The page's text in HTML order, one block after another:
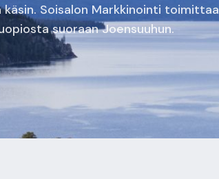
Soisalon Markkinointi toimittaa
suoraan Joensuuhun.